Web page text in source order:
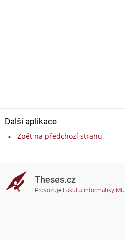
Další aplikace
Zpět na předchozí stranu
Theses.cz
Provozuje Fakulta informatiky MU